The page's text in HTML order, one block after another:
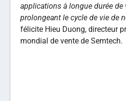
applications à longue durée de
prolongeant le cycle de vie de
félicite Hieu Duong, directeur
mondial de vente de Semtech.